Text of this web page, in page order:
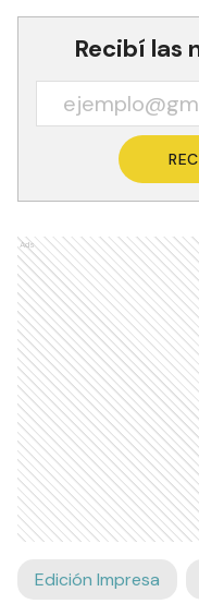
Recibí las
Ads
Edición Impresa